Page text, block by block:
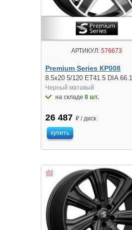
АРТИКУЛ:576673
Premium Series КР008
8.5x20 5/120 ET41.5 DIA 66.1
Черный матовый
на складе 8 шт.
26 487 ₽ / диск
купить